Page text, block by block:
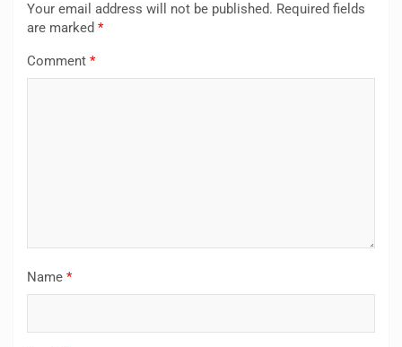
Your email address will not be published. Required fields
are marked *
Comment *
Name *